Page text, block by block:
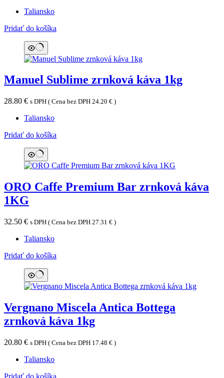
Taliansko
Pridať do košíka
Manuel Sublime zrnková káva 1kg
28.80 € s DPH ( Cena bez DPH 24.20 € )
Taliansko
Pridať do košíka
ORO Caffe Premium Bar zrnková káva
1KG
32.50 € s DPH ( Cena bez DPH 27.31 € )
Taliansko
Pridať do košíka
Vergnano Miscela Antica Bottega
zrnková káva 1kg
20.80 € s DPH ( Cena bez DPH 17.48 € )
Taliansko
Pridať do košíka